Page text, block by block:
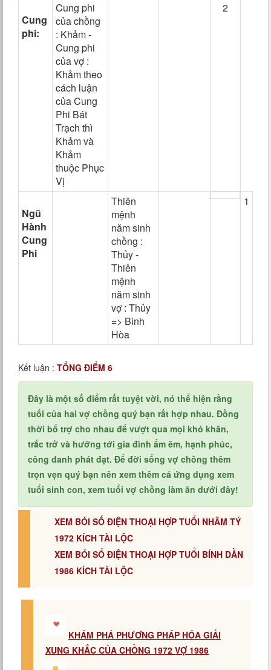
Cung
phi:
Cung phi
của chồng
: Khảm -
Cung phi
của vợ :
Khảm theo
cách luận
của Cung
Phi Bát
Trạch thì
Khảm và
Khảm
thuộc Phục
Vị
2
Ngũ
Hành
Cung
Phi
Thiên
mệnh
năm sinh
chồng :
Thủy -
Thiên
mệnh
năm sinh
vợ : Thủy
=> Bình
Hòa
1
Kết luận : TỔNG ĐIỂM 6
Đây là một số điểm rất tuyệt vời, nó thể hiện rằng
tuổi của hai vợ chồng quý bạn rất hợp nhau. Đồng
thời bổ trợ cho nhau để vượt qua mọi khó khăn,
trắc trở và hướng tới gia đình ấm êm, hạnh phúc,
công danh phát đạt. Để đời sống vợ chồng thêm
trọn vẹn quý bạn nên xem thêm cá ứng dụng xem
tuổi sinh con, xem tuổi vợ chồng làm ăn dưới đây!
XEM BÓI SỐ ĐIỆN THOẠI HỢP TUỔI NHÂM TÝ
1972 KÍCH TÀI LỘC
XEM BÓI SỐ ĐIỆN THOẠI HỢP TUỔI BÍNH DẦN
1986 KÍCH TÀI LỘC
KHÁM PHÁ PHƯƠNG PHÁP HÓA GIẢI
XUNG KHẮC CỦA CHỒNG 1972 VỢ 1986